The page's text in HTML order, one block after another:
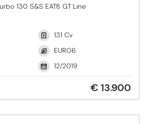
130 S&S EAT8 GT Line
131 Cv
EURO6.
12/2019
€ 13.900